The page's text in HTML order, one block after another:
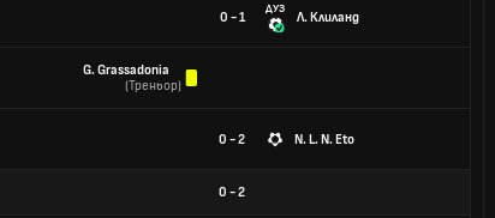
0 - 1
ДУЗ
Л. Клиланд
G. Grassadonia
(Треньор)
0 - 2 N. L. N. Eto
0 -2